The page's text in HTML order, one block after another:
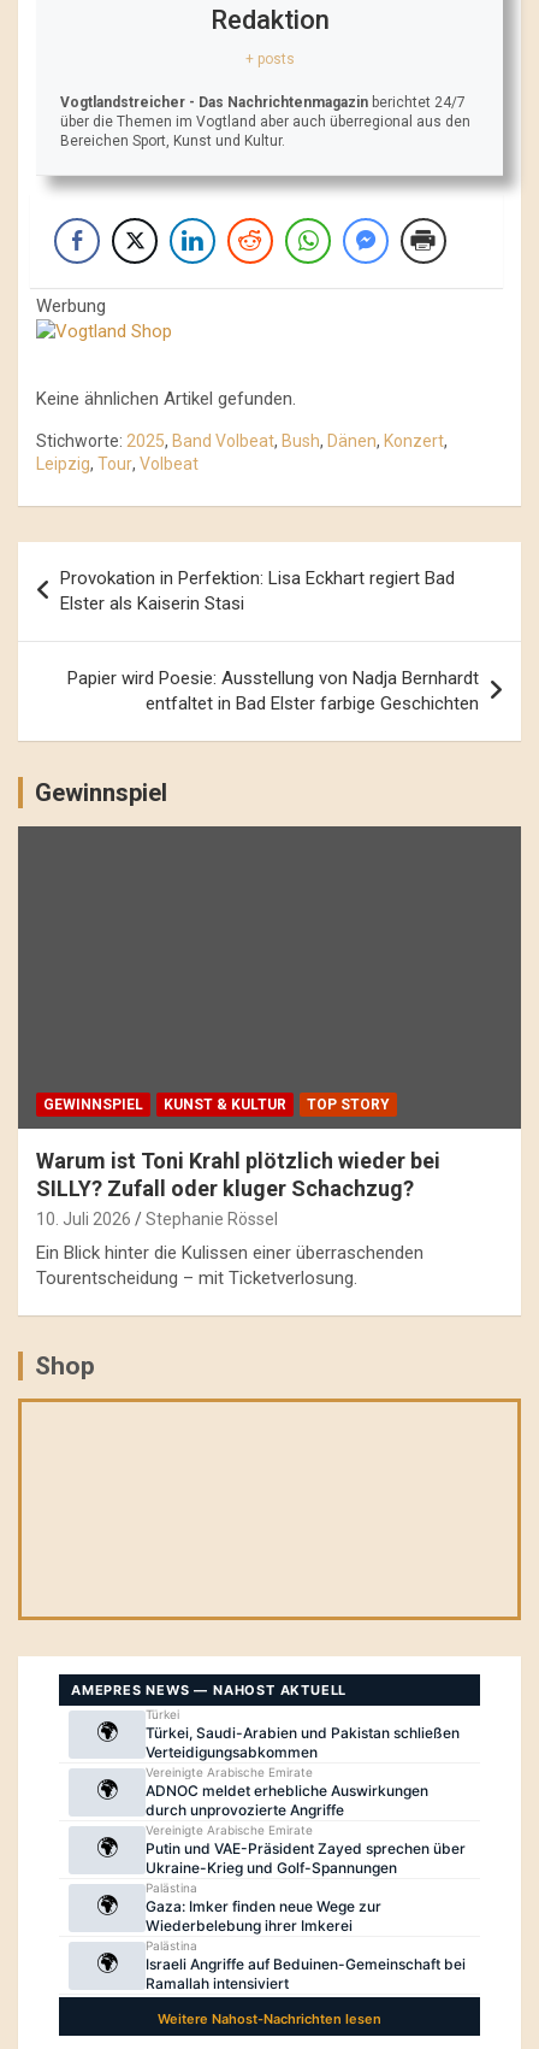
Redaktion
+ posts
Vogtlandstreicher - Das Nachrichtenmagazin berichtet 24/7
über die Themen im Vogtland aber auch überregional aus den
Bereichen Sport, Kunst und Kultur.
Werbung
Keine ähnlichen Artikel gefunden.
Stichworte: 2025, Band Volbeat, Bush, Dänen, Konzert,
Leipzig, Tour, Volbeat
Navigation
Provokation in Perfektion: Lisa Eckhart regiert Bad
Elster als Kaiserin Stasi
Papier wird Poesie: Ausstellung von Nadja Bernhardt
entfaltet in Bad Elster farbige Geschichten
Gewinnspiel
GEWINNSPIEL KUNST & KULTUR TOP STORY
Warum ist Toni Krahl plötzlich wieder bei
SILLY? Zufall oder kluger Schachzug?
10. Juli 2026 Stephanie Rössel
Ein Blick hinter die Kulissen einer überraschenden
Tourentscheidung – mit Ticketverlosung.
Shop